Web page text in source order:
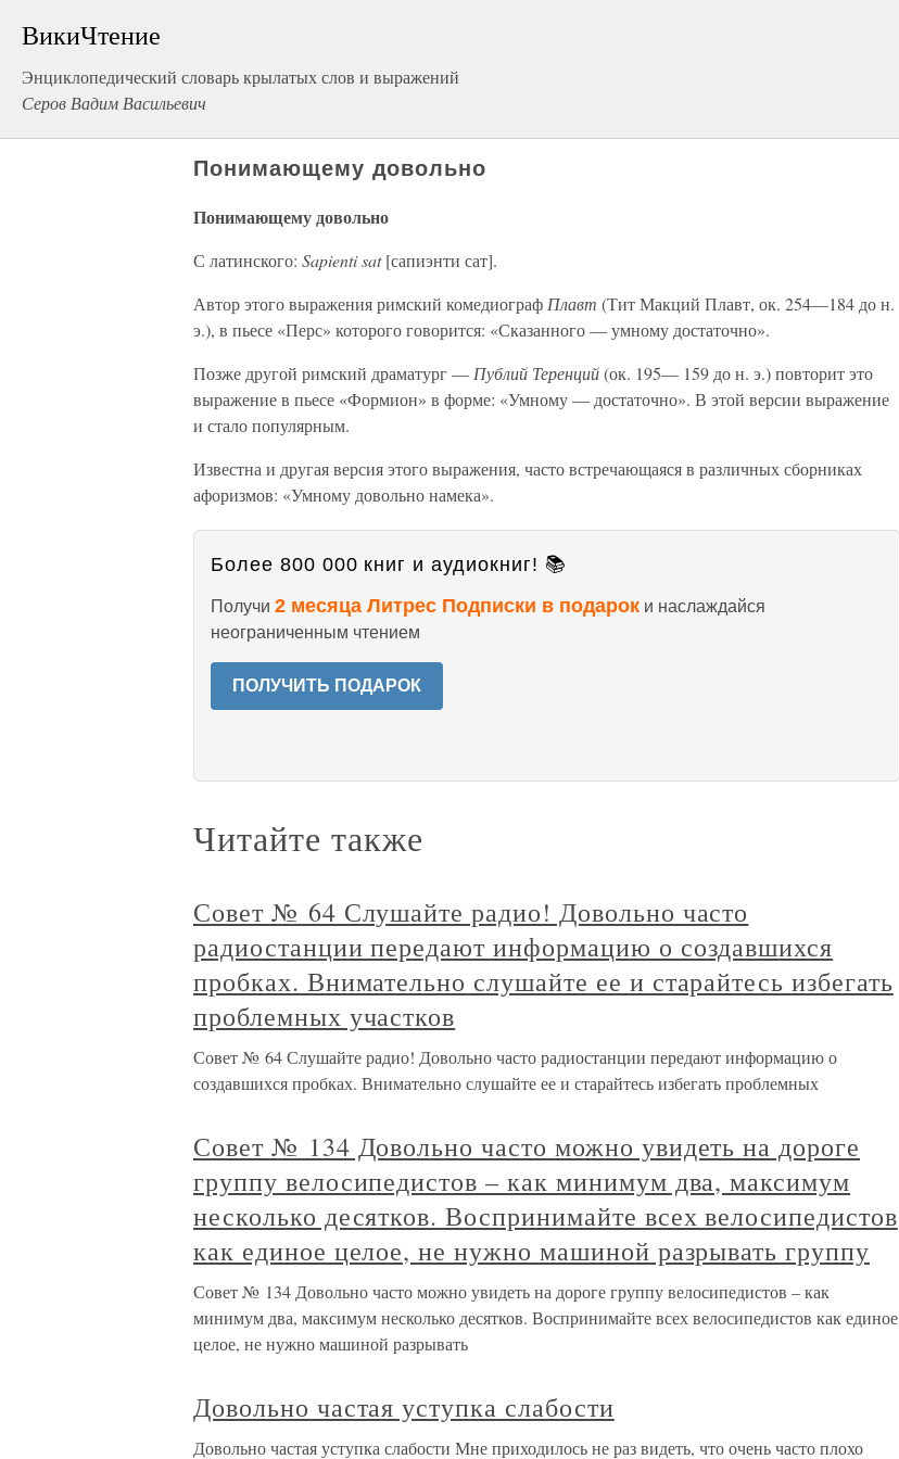
ВикиЧтение
Энциклопедический словарь крылатых слов и выражений
Серов Вадим Васильевич
Понимающему довольно
Понимающему довольно
С латинского: Sapienti sat[сапиэнти сат].
Автор этого выражения римский комедиограф Плавт (Тит Макций Плавт, ок. 254—184 до н.
э.), в пьесе «Перс» которого говорится: «Сказанного — умному достаточно».
Позже другой римский драматург — Публий Теренций(ок. 195— 159 до н. э.) повторит это
выражение в пьесе «Формион» в форме: «Умному — достаточно». В этой версии выражение
и стало популярным.
Известна и другая версия этого выражения, часто встречающаяся в различных сборниках
афоризмов: «Умному довольно намека».
Более 800 000 книг и аудиокниг! 📚
Получи 2 месяца Литрес Подписки в подарок и наслаждайся
неограниченным чтением
ПОЛУЧИТЬ ПОДАРОК
Читайте также
Совет № 64 Слушайте радио! Довольно часто
радиостанции передают информацию о создавшихся
пробках. Внимательно слушайте ее и старайтесь избегать
проблемных участков
Совет № 64 Слушайте радио! Довольно часто радиостанции передают информацию о
создавшихся пробках. Внимательно слушайте ее и старайтесь избегать проблемных
Совет № 134 Довольно часто можно увидеть на дороге
группу велосипедистов – как минимум два, максимум
несколько десятков. Воспринимайте всех велосипедистов
как единое целое, не нужно машиной разрывать группу
Совет № 134 Довольно часто можно увидеть на дороге группу велосипедистов – как
минимум два, максимум несколько десятков. Воспринимайте всех велосипедистов как единое
целое, не нужно машиной разрывать
Довольно частая уступка слабости
Довольно частая уступка слабости Мне приходилось не раз видеть, что очень часто плохо